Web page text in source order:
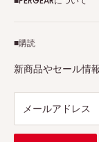
■購読
新商品やセール情
メールアドレス
個人情報保護方針
Tax-free
特定商取引法に基
7Artisans、FIMIな
プロ、アマチュア
連絡先：